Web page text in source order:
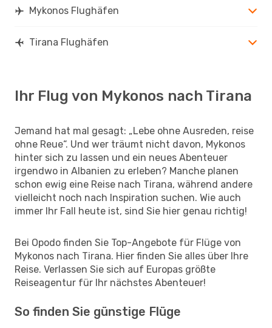
Mykonos Flughäfen
Tirana Flughäfen
Ihr Flug von Mykonos nach Tirana
Jemand hat mal gesagt: „Lebe ohne Ausreden, reise
ohne Reue“. Und wer träumt nicht davon, Mykonos
hinter sich zu lassen und ein neues Abenteuer
irgendwo in Albanien zu erleben? Manche planen
schon ewig eine Reise nach Tirana, während andere
vielleicht noch nach Inspiration suchen. Wie auch
immer Ihr Fall heute ist, sind Sie hier genau richtig!
Bei Opodo finden Sie Top-Angebote für Flüge von
Mykonos nach Tirana. Hier finden Sie alles über Ihre
Reise. Verlassen Sie sich auf Europas größte
Reiseagentur für Ihr nächstes Abenteuer!
So finden Sie günstige Flüge